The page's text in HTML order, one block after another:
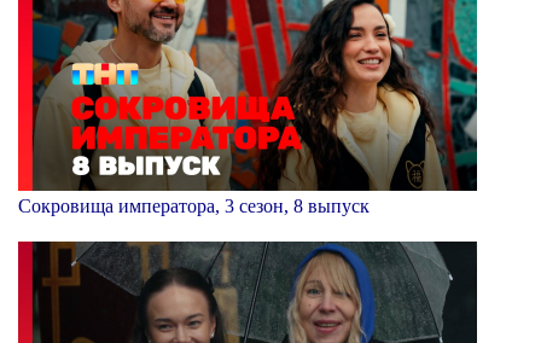
Сокровища императора, 3 сезон, 8 выпуск